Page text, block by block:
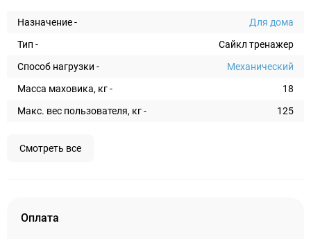
Назначение -
Для дома
Тип -
Сайкл тренажер
Способ нагрузки -
Механический
Масса маховика, кг -
18
Макс. вес пользователя, кг -
125
Смотреть все
Оплата